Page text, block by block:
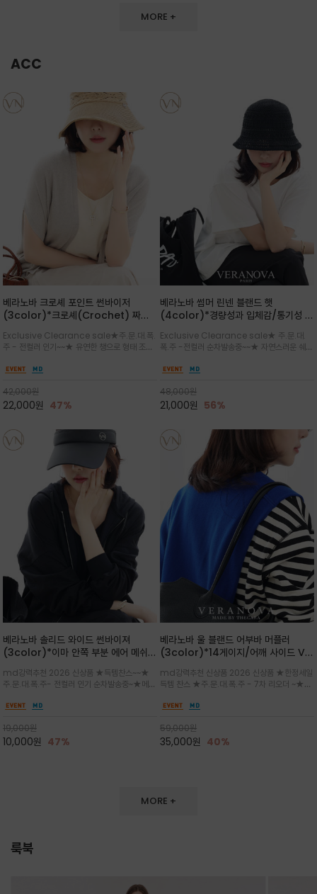
MORE +
ACC
베라노바 크로셰 포인트 썬바이저
(3color)*크로셰(Crochet) 짜임
미닌한 무드를 연출/벨크로 타입이라 휴
대도 간편
Exclusive Clearance sale★주.문.대.폭.
주 - 전컬러 인기~~★ 유연한 챙으로 형태 조절
말아 휴대하기 좋고, 챙의 모양을 살짝 바꿀 수 있
용성을 모두 갖춘 아이템
42,000원
22,000원 47%
베라노바 썸머 린넨 블랜드 햇
(4color)*경량성과 입체감/통기성 좋
쾌적하게 착용/ 뒷트임 있어서 헤어스타
일링에도 편하게 쓰실수 있습니다
Exclusive Clearance sale★ 주.문.대.
폭.주 -전컬러 순차발송중~~★ 자연스러운 쉐입
련된 포인트/베이직한 컬러 구성으로 어떤 스타
용도 높은 아이템
48,000원
21,000원 56%
베라노바 솔리드 와이드 썬바이져
(3color)*이마 안쪽 부분 에어 메쉬
노바 심볼 전사 인쇄(Transfer
Printing)뒷밴딩으로 사이즈 조절이 가
능해 누구나 안정적으로 착용
md강력추천 2026 신상품 ★득템찬스~~★
주.문.대.폭.주- 전컬러 인기 순차발송중~★메쉬
일 보송보송한 스킨케어 핏(Skin-care fit)을
프,여행까지~~
19,000원
10,000원 47%
베라노바 울 블랜드 어부바 머플러
(3color)*14게이지/어깨 사이드 VN
잡는 감각적인 레이어드 니트 어부바숄/
뒷면의 은은한 V자 조직감과 부드러운
터치감으로 완성도를 높였으며, 단조로
md강력추천 신상품 2026 신상품 ★한정세일
득템 찬스 ★주.문.대.폭.주 - 7차 리오더 ~★셔
인트를 주기 좋으며, 소매 끝단에 위치한 실버
스러움을 동시에
59,000원
35,000원 40%
MORE +
룩북